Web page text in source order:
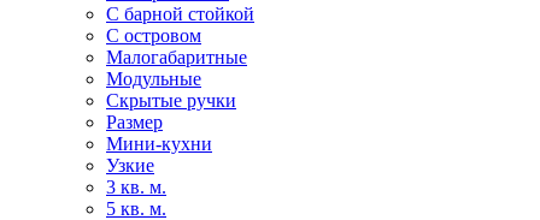
С барной стойкой
С островом
Малогабаритные
Модульные
Скрытые ручки
Размер
Мини-кухни
Узкие
3 кв. м.
5 кв. м.